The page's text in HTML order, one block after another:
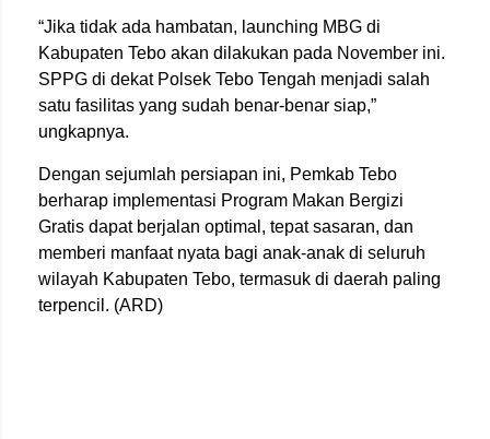
“Jika tidak ada hambatan, launching MBG di
Kabupaten Tebo akan dilakukan pada November ini.
SPPG di dekat Polsek Tebo Tengah menjadi salah
satu fasilitas yang sudah benar-benar siap,”
ungkapnya.
Dengan sejumlah persiapan ini, Pemkab Tebo
berharap implementasi Program Makan Bergizi
Gratis dapat berjalan optimal, tepat sasaran, dan
memberi manfaat nyata bagi anak-anak di seluruh
wilayah Kabupaten Tebo, termasuk di daerah paling
terpencil. (ARD)